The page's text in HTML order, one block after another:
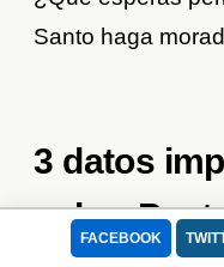
FACEBOOK
Santo haga
3 datos
sobre